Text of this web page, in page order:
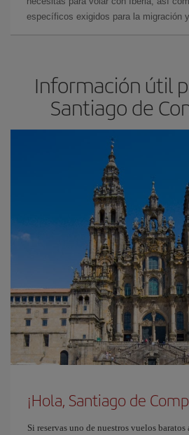
específicos exigidos para la migración
Información útil
Santiago de
¡Hola, Santiago de
Si reservas uno de nuestros vuelos baratos